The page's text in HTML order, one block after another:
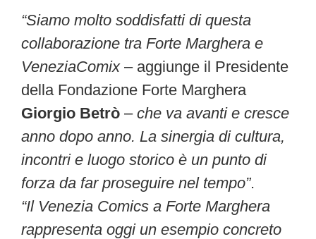
“Siamo molto soddisfatti di questa
collaborazione tra Forte Marghera e
VeneziaComix– aggiunge il Presidente
della Fondazione Forte Marghera
Giorgio Betrò – che va avanti e cresce
anno dopo anno. La sinergia di cultura,
incontri e luogo storico è un punto di
forza da far proseguire nel tempo”.
“Il Venezia Comics a Forte Marghera
rappresenta oggi un esempio concreto